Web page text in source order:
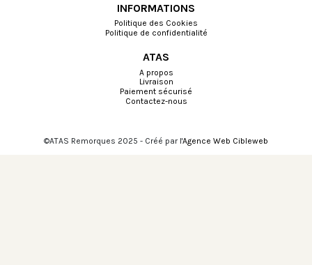
INFORMATIONS
Politique des Cookies
Politique de confidentialité
ATAS
A propos
Livraison
Paiement sécurisé
Contactez-nous
©ATAS Remorques 2025 - Créé par l'Agence Web Cibleweb